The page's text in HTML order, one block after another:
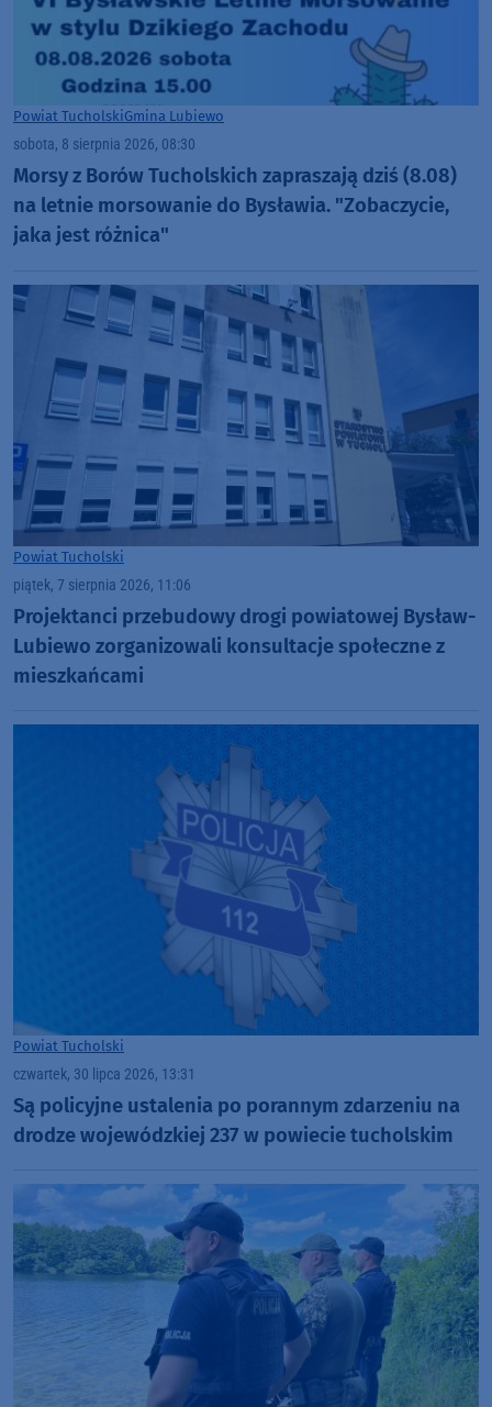
Powiat TucholskiGmina Lubiewo
sobota, 8 sierpnia 2026, 08:30
Morsy z Borów Tucholskich zapraszają dziś (8.08)
na letnie morsowanie do Bysławia. "Zobaczycie,
jaka jest różnica"
Powiat Tucholski
piątek, 7 sierpnia 2026, 11:06
Projektanci przebudowy drogi powiatowej Bysław-
Lubiewo zorganizowali konsultacje społeczne z
mieszkańcami
Powiat Tucholski
czwartek, 30 lipca 2026, 13:31
Są policyjne ustalenia po porannym zdarzeniu na
drodze wojewódzkiej 237 w powiecie tucholskim